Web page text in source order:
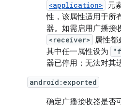
<application> 元
性，该属性适用于所
器。如需启用广播接
<receiver> 属性都
其中任一属性设为
器已停用；无法对其
android:exported
确定广播接收器是否